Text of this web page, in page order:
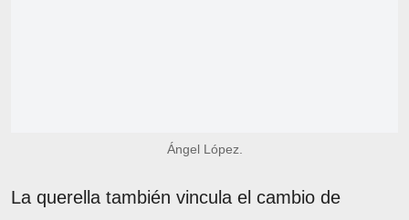
Ángel López.
La querella también vincula el cambio de